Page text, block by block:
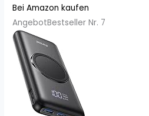
Bei Amazon kaufen
AngebotBestseller Nr. 7